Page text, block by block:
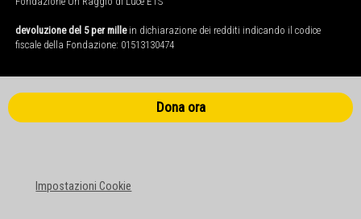
devoluzione del 5 per millein dichiarazione dei redditi indicando il codice
fiscale della Fondazione: 01513130474
Dona ora
Impostazioni Cookie